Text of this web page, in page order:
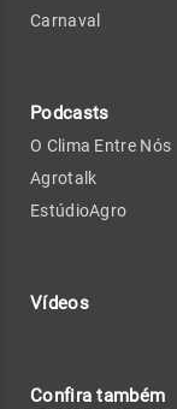
Carnaval
Podcasts
O Clima Entre Nós
Agrotalk
EstúdioAgro
Vídeos
Confira também